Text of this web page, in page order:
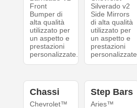
Front
Bumper di
alta qualità
utilizzato per
un aspetto e
prestazioni
personalizzate.
Silverado v2
Side Mirrors
di alta qualità
utilizzato per
un aspetto e
prestazioni
personalizzate.
Chassi
Chevrolet™
Step Bars
Aries™